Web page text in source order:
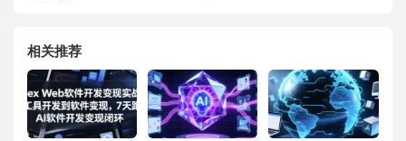
相关推荐